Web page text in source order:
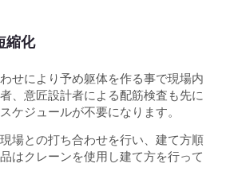
縮化
せにより予め躯体を作る事で現場内
、意匠設計者による配筋検査も先に
ケジュールが不要になります。
場との打ち合わせを行い、建て方順
はクレーンを使用し建て方を行って